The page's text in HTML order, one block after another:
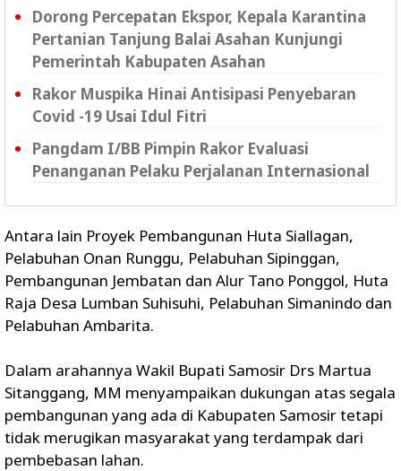
Dorong Percepatan Ekspor, Kepala Karantina
Pertanian Tanjung Balai Asahan Kunjungi
Pemerintah Kabupaten Asahan
Rakor Muspika Hinai Antisipasi Penyebaran
Covid -19 Usai Idul Fitri
Pangdam I/BB Pimpin Rakor Evaluasi
Penanganan Pelaku Perjalanan Internasional
Antara lain Proyek Pembangunan Huta Siallagan,
Pelabuhan Onan Runggu, Pelabuhan Sipinggan,
Pembangunan Jembatan dan Alur Tano Ponggol, Huta
Raja Desa Lumban Suhisuhi, Pelabuhan Simanindo dan
Pelabuhan Ambarita.
Dalam arahannya Wakil Bupati Samosir Drs Martua
Sitanggang, MM menyampaikan dukungan atas segala
pembangunan yang ada di Kabupaten Samosir tetapi
tidak merugikan masyarakat yang terdampak dari
pembebasan lahan.